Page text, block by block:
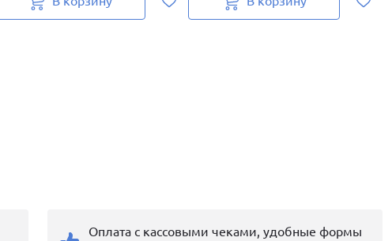
Оплата с кассовыми чеками, удобные формы